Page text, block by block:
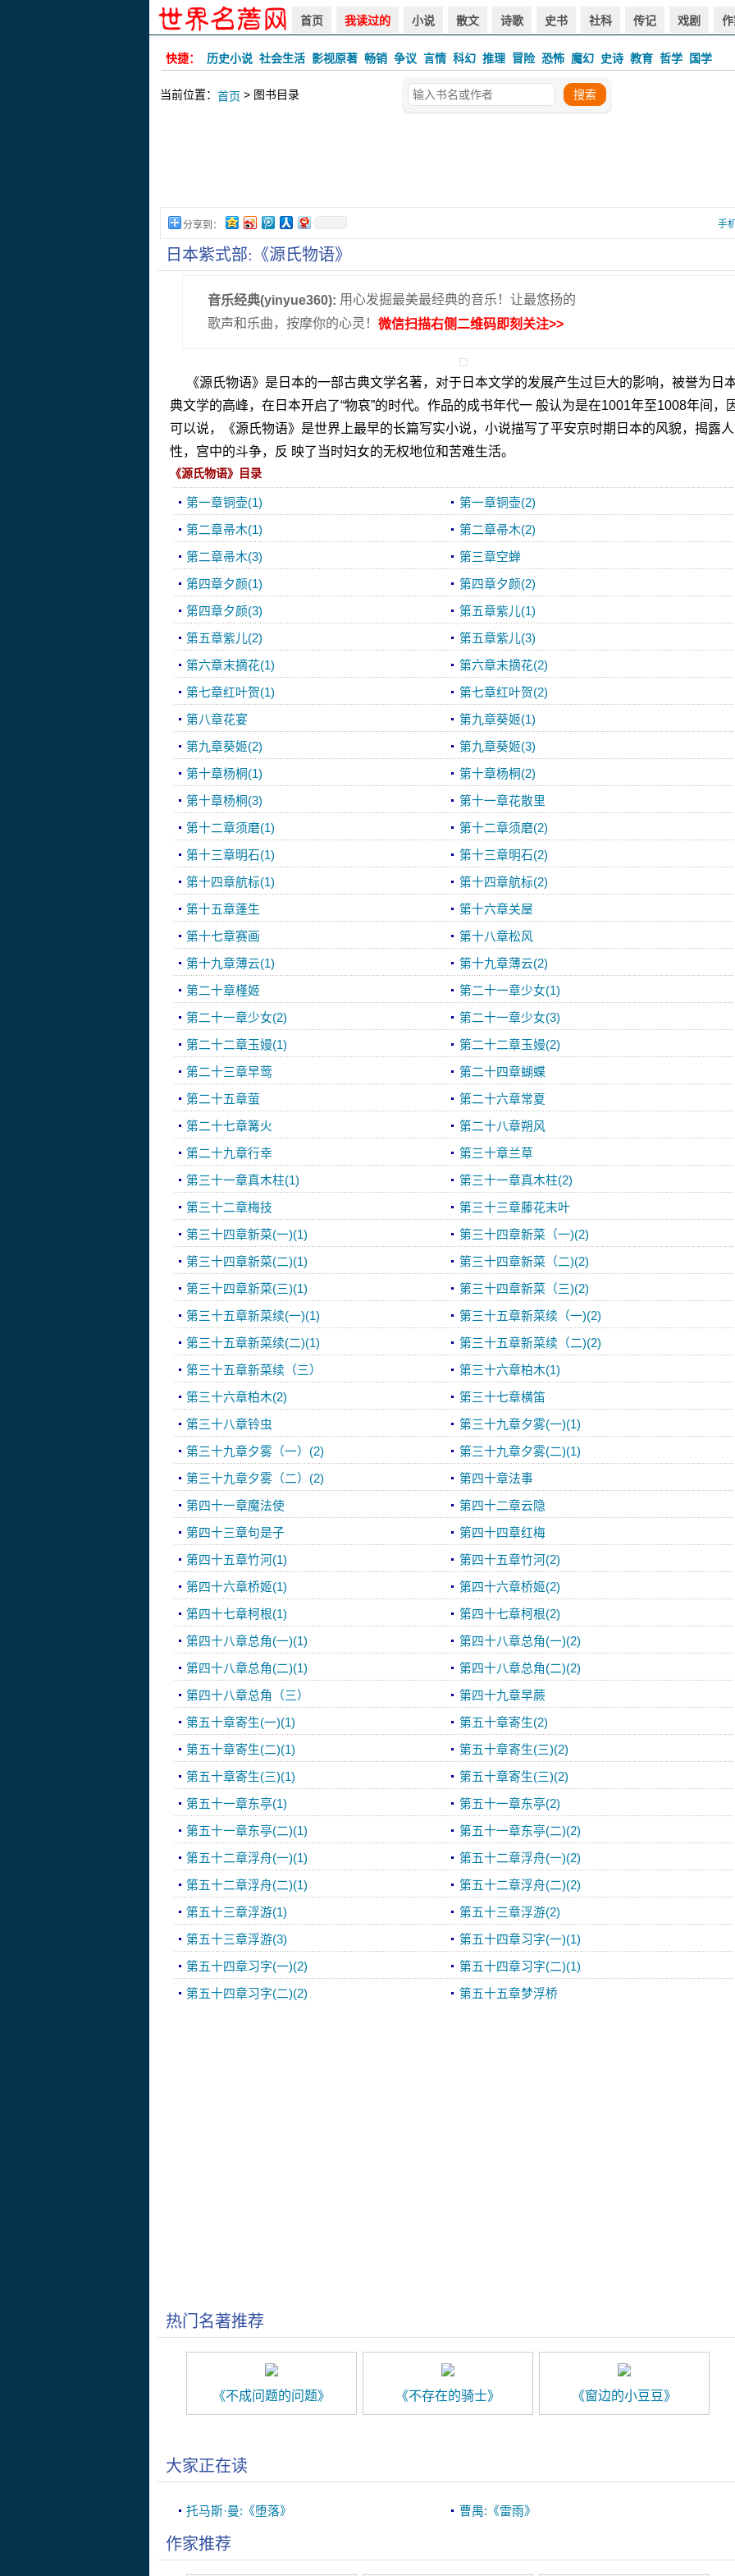
首页 我读过的 小说 散文 诗歌 史书 社科 传记 戏剧
快捷： 历史小说 社会生活 影视原著 畅销 争议 言情 科幻 推理 冒险 恐怖 魔幻 史诗 教育 哲学 国学
当前位置： 首页 > 图书目录
分享到： 手
日本紫式部:《源氏物语》
音乐经典(yinyue360): 用心发掘最美最经典的音乐！让最悠扬的
歌声和乐曲，按摩你的心灵！ 微信扫描右侧二维码即刻关注>>
《源氏物语》是日本的一部古典文学名著，对于日本文学的发展产生过巨大的影响，被誉为日
典文学的高峰，在日本开启了“物哀”的时代。作品的成书年代一 般认为是在1001年至1008年间，
可以说，《源氏物语》是世界上最早的长篇写实小说，小说描写了平安京时期日本的风貌，揭露人
性，宫中的斗争，反 映了当时妇女的无权地位和苦难生活。
《源氏物语》目录
第一章铜壶(1) 第一章铜壶(2)
第二章帚木(1) 第二章帚木(2)
第二章帚木(3) 第三章空蝉
第四章夕颜(1) 第四章夕颜(2)
第四章夕颜(3) 第五章紫儿(1)
第五章紫儿(2) 第五章紫儿(3)
第六章末摘花(1) 第六章末摘花(2)
第七章红叶贺(1) 第七章红叶贺(2)
第八章花宴 第九章葵姬(1)
第九章葵姬(2) 第九章葵姬(3)
第十章杨桐(1) 第十章杨桐(2)
第十章杨桐(3) 第十一章花散里
第十二章须磨(1) 第十二章须磨(2)
第十三章明石(1) 第十三章明石(2)
第十四章航标(1) 第十四章航标(2)
第十五章蓬生 第十六章关屋
第十七章赛画 第十八章松风
第十九章薄云(1) 第十九章薄云(2)
第二十章槿姬 第二十一章少女(1)
第二十一章少女(2) 第二十一章少女(3)
第二十二章玉嫚(1) 第二十二章玉嫚(2)
第二十三章早莺 第二十四章蝴蝶
第二十五章萤 第二十六章常夏
第二十七章篝火 第二十八章朔风
第二十九章行幸 第三十章兰草
第三十一章真木柱(1) 第三十一章真木柱(2)
第三十二章梅技 第三十三章藤花末叶
第三十四章新菜(一)(1) 第三十四章新菜（一)(2)
第三十四章新菜(二)(1) 第三十四章新菜（二)(2)
第三十四章新菜(三)(1) 第三十四章新菜（三)(2)
第三十五章新菜续(一)(1) 第三十五章新菜续（一)(2)
第三十五章新菜续(二)(1) 第三十五章新菜续（二)(2)
第三十五章新菜续（三） 第三十六章柏木(1)
第三十六章柏木(2) 第三十七章横笛
第三十八章铃虫 第三十九章夕雾(一)(1)
第三十九章夕雾（一）(2) 第三十九章夕雾(二)(1)
第三十九章夕雾（二）(2) 第四十章法事
第四十一章魔法使 第四十二章云隐
第四十三章句是子 第四十四章红梅
第四十五章竹河(1) 第四十五章竹河(2)
第四十六章桥姬(1) 第四十六章桥姬(2)
第四十七章柯根(1) 第四十七章柯根(2)
第四十八章总角(一)(1) 第四十八章总角(一)(2)
第四十八章总角(二)(1) 第四十八章总角(二)(2)
第四十八章总角（三） 第四十九章早蕨
第五十章寄生(一)(1) 第五十章寄生(2)
第五十章寄生(二)(1) 第五十章寄生(三)(2)
第五十章寄生(三)(1) 第五十章寄生(三)(2)
第五十一章东亭(1) 第五十一章东亭(2)
第五十一章东亭(二)(1) 第五十一章东亭(二)(2)
第五十二章浮舟(一)(1) 第五十二章浮舟(一)(2)
第五十二章浮舟(二)(1) 第五十二章浮舟(二)(2)
第五十三章浮游(1) 第五十三章浮游(2)
第五十三章浮游(3) 第五十四章习字(一)(1)
第五十四章习字(一)(2) 第五十四章习字(二)(1)
第五十四章习字(二)(2) 第五十五章梦浮桥
热门名著推荐
《不成问题的问题》 《不存在的骑士》 《窗边的小豆豆》
大家正在读
托马斯·曼:《堕落》 曹禺:《雷雨》
作家推荐